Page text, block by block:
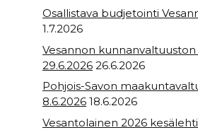
Osallistava budjetointi
1.7.2026
Vesannon kunnanvaltuuston
29.6.2026 26.6.2026
Pohjois-Savon
8.6.2026 18.6.2026
Vesantolainen 2026